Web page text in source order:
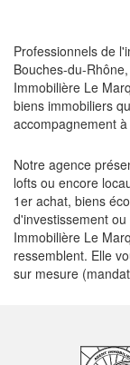
Professionnels de
Bouches-du-
Immobilière Le
biens immobiliers
accompagnement
Notre agence
lofts ou encore
1er achat, biens
d'investissement
Immobilière Le
ressemblent. Elle
sur mesure